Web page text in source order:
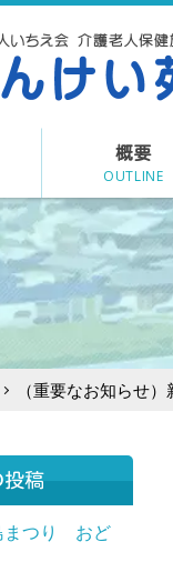
概要
OUTLINE
（重要なお知らせ
投稿
まつり おど